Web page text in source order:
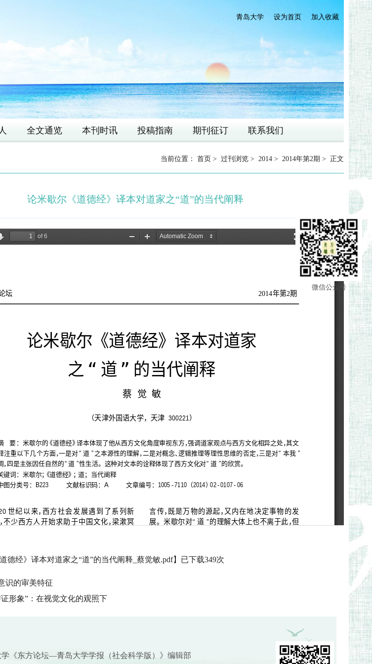
加入收藏
设为首页
青岛大学
全文通览 本刊时讯 投稿指南 期刊征订 联系我们
微信公众号
当前位置： 首页 > 过刊浏览 > 2014 > 2014年第2期 > 正文
论米歇尔《道德经》译本对道家之“道”的当代阐释
德经》译本对道家之“道”的当代阐释_蔡觉敏.pdf】已下载349次
识的审美特征
形象”：在视觉文化的观照下
《东方论坛—青岛大学学报（社会科学版）》编辑部